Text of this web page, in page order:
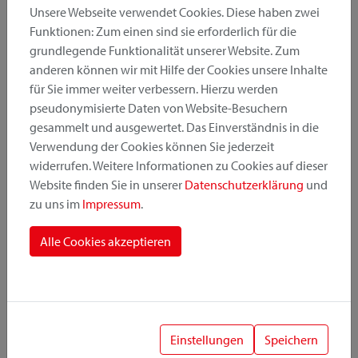
Produktkategorie
Montageposition
Befestigungssystem
Unsere Webseite verwendet Cookies. Diese haben zwei
Funktionen: Zum einen sind sie erforderlich für die
grundlegende Funktionalität unserer Website. Zum
anderen können wir mit Hilfe der Cookies unsere Inhalte
für Sie immer weiter verbessern. Hierzu werden
pseudonymisierte Daten von Website-Besuchern
gesammelt und ausgewertet. Das Einverständnis in die
Verwendung der Cookies können Sie jederzeit
widerrufen. Weitere Informationen zu Cookies auf dieser
Website finden Sie in unserer Datenschutzerklärung und
zu uns im Impressum.
Alle Cookies akzeptieren
Einstellungen Speichern